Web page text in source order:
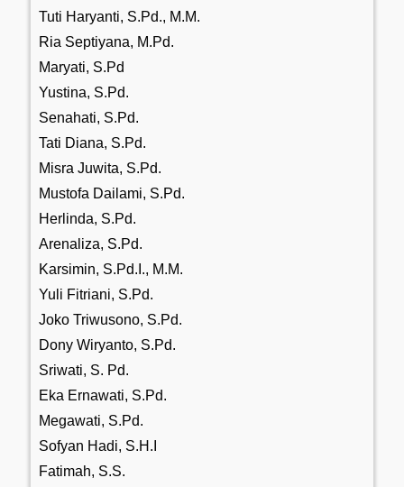
Tuti Haryanti, S.Pd., M.M.
Ria Septiyana, M.Pd.
Maryati, S.Pd
Yustina, S.Pd.
Senahati, S.Pd.
Tati Diana, S.Pd.
Misra Juwita, S.Pd.
Mustofa Dailami, S.Pd.
Herlinda, S.Pd.
Arenaliza, S.Pd.
Karsimin, S.Pd.I., M.M.
Yuli Fitriani, S.Pd.
Joko Triwusono, S.Pd.
Dony Wiryanto, S.Pd.
Sriwati, S. Pd.
Eka Ernawati, S.Pd.
Megawati, S.Pd.
Sofyan Hadi, S.H.I
Fatimah, S.S.